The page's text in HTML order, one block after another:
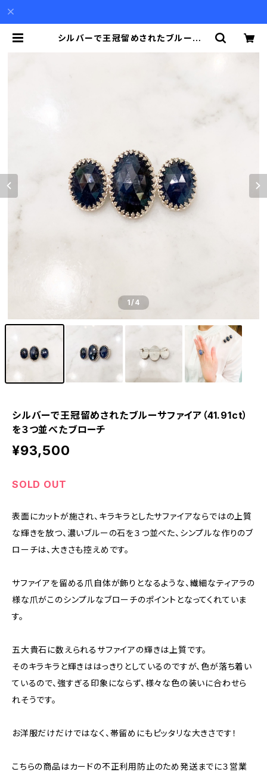
シルバーで王冠留めされたブルーサフ
1/4
シルバーで王冠留めされたブルーサファイア（41.91ct）
を３つ並べたブローチ
¥93,500
SOLD OUT
表面にカットが施され、キラキラとしたサファイアならではの上質
な輝きを放つ、濃いブルーの石を３つ並べた、シンプルな作りのブ
ローチは、大きさも控えめです。
サファイアを留める爪自体が飾りとなるような、繊細なティアラの
様な爪がこのシンプルなブローチのポイントとなってくれていま
す。
五大貴石に数えられるサファイアの輝きは上質です。
そのキラキラと輝きははっきりとしているのですが、色が落ち着い
ているので、強すぎる印象にならず、様々な色の装いに合わせら
れそうです。
お洋服だけだけではなく、帯留めにもピッタリな大きさです！
こちらの商品はカードの不正利用防止のため発送までに３営業